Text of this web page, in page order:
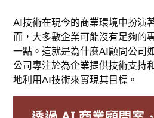
AI技術在現今的商業環境中扮演
而，大多數企業可能沒有足夠的
一點。這就是為什麼AI顧問公司
公司專注於為企業提供技術支持
地利用AI技術來實現其目標。